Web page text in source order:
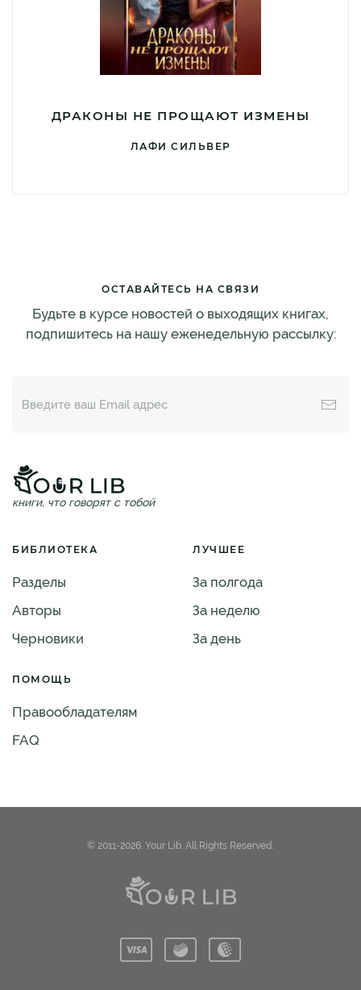
ДРАКОНЫ НЕ ПРОЩАЮТ ИЗМЕНЫ
ЛАФИ СИЛЬВЕР
ОСТАВАЙТЕСЬ НА СВЯЗИ
Будьте в курсе новостей о выходящих книгах,
подпишитесь на нашу еженедельную рассылку:
книги, что говорят с тобой
БИБЛИОТЕКА
Разделы
Авторы
Черновики
ЛУЧШЕЕ
За полгода
За неделю
За день
ПОМОЩЬ
Правообладателям
FAQ
© 2011-2026. Your Lib. All Rights Reserved.